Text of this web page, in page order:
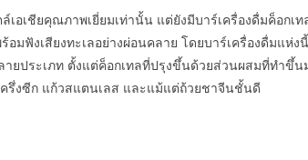
อเชียคุณภาพเยี่ยมเท่านั้น แต่ยังมีบาร์เครื่องดื่มค็อก
มฟังเสียงทะเลอย่างผ่อนคลาย โดยบาร์เครื่องดื่มแ
ยประเภท ตั้งแต่ค็อกเทลที่ปรุงขึ้นด้วยส่วนผสมที่ทำขึ้
รึ่งซีก แก้วสแตนเลส และแม้แต่ถ้วยชาจีนชั้นดี